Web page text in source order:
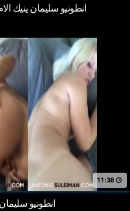
انطونيو سليمان ينيك
11:38
انطونيو